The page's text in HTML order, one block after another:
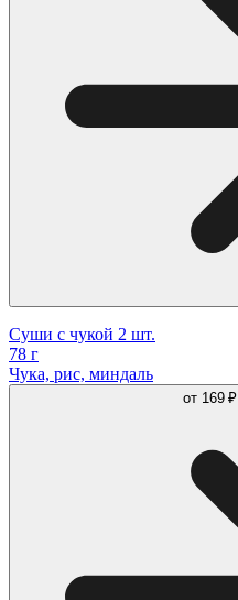
Суши с чукой 2 шт.
78 г
Чука, рис, миндаль
от 169 ₽